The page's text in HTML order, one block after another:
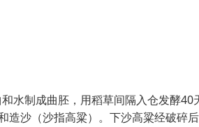
水制成曲胚，用稻草间隔入仓发酵
沙（沙指高粱）。下沙高粱经破碎